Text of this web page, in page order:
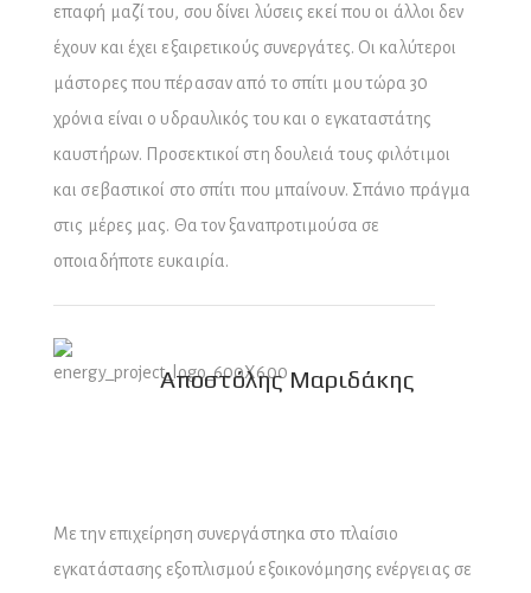
επαφή μαζί του, σου δίνει λύσεις εκεί που οι άλλοι δεν
έχουν και έχει εξαιρετικούς συνεργάτες. Οι καλύτεροι
μάστορες που πέρασαν από το σπίτι μου τώρα 30
χρόνια είναι ο υδραυλικός του και ο εγκαταστάτης
καυστήρων. Προσεκτικοί στη δουλειά τους φιλότιμοι
και σεβαστικοί στο σπίτι που μπαίνουν. Σπάνιο πράγμα
στις μέρες μας. Θα τον ξαναπροτιμούσα σε
οποιαδήποτε ευκαιρία.
Αποστόλης Μαριδάκης
Με την επιχείρηση συνεργάστηκα στο πλαίσιο
εγκατάστασης εξοπλισμού εξοικονόμησης ενέργειας σε